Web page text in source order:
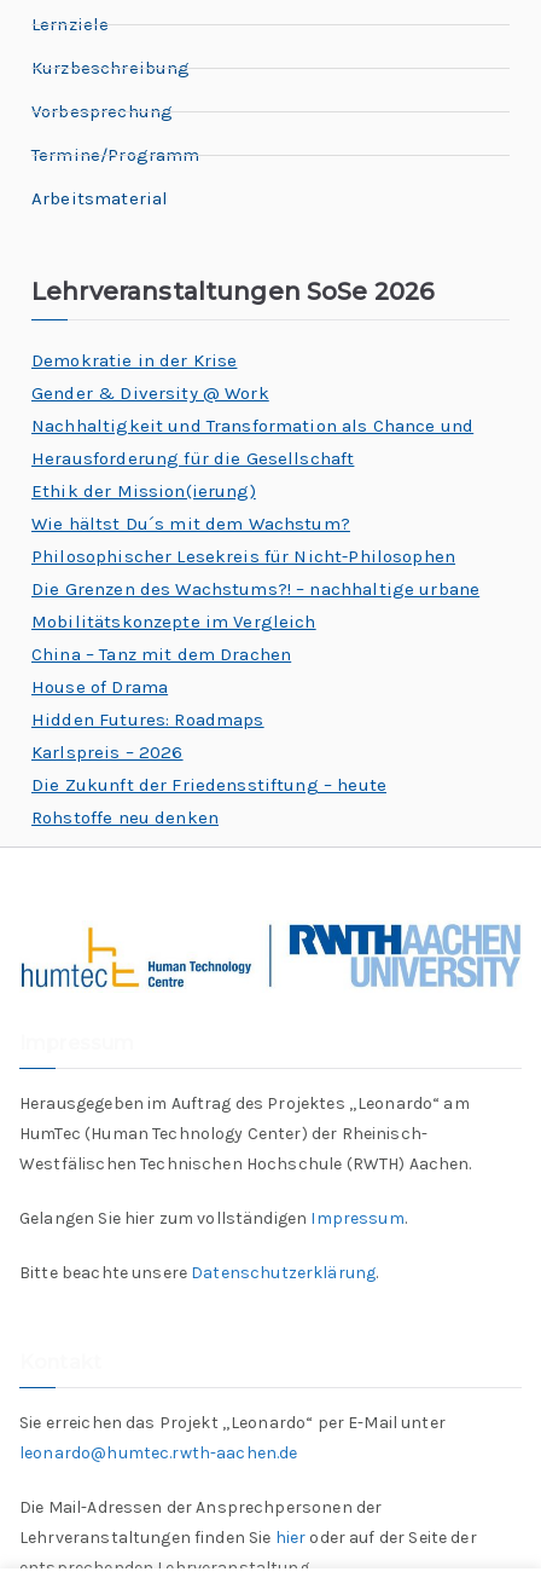
Lernziele
Kurzbeschreibung
Vorbesprechung
Termine/Programm
Arbeitsmaterial
Lehrveranstaltungen SoSe 2026
Demokratie in der Krise
Gender & Diversity @ Work
Nachhaltigkeit und Transformation als Chance und
Herausforderung für die Gesellschaft
Ethik der Mission(ierung)
Wie hältst Du´s mit dem Wachstum?
Philosophischer Lesekreis für Nicht-Philosophen
Die Grenzen des Wachstums?! – nachhaltige urbane
Mobilitätskonzepte im Vergleich
China – Tanz mit dem Drachen
House of Drama
Hidden Futures: Roadmaps
Karlspreis – 2026
Die Zukunft der Friedensstiftung – heute
Rohstoffe neu denken
Herausgegeben im Auftrag des Projektes „Leonardo“ am
HumTec (Human Technology Center) der Rheinisch-
Westfälischen Technischen Hochschule (RWTH) Aachen.
Gelangen Sie hier zum vollständigen Impressum.
Bitte beachte unsere Datenschutzerklärung.
Sie erreichen das Projekt „Leonardo“ per E-Mail unter
leonardo@humtec.rwth-aachen.de
Die Mail-Adressen der Ansprechpersonen der
Lehrveranstaltungen finden Sie hier oder auf der Seite der
entsprechenden Lehrveranstaltung.